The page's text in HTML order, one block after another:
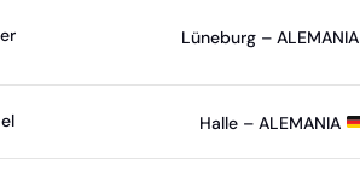
Lüneburg – ALEMANIA
Halle – ALEMANIA